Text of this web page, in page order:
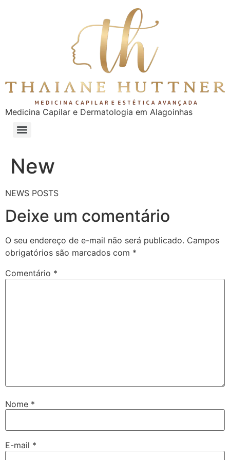
Medicina Capilar e Dermatologia em Alagoinhas
New
NEWS POSTS
Deixe um comentário
O seu endereço de e-mail não será publicado. Campos
obrigatórios são marcados com *
Comentário *
Nome *
E-mail *